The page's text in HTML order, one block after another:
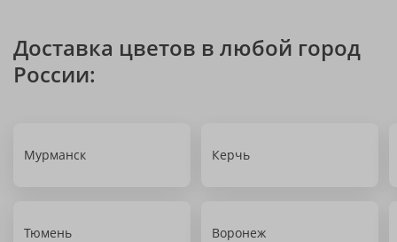
Доставка цветов в любой город
России:
Мурманск Керчь
Тюмень Воронеж